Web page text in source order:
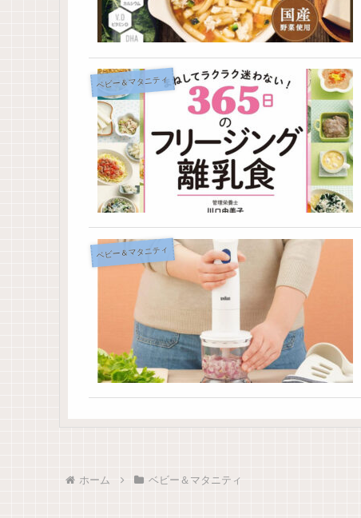
ベビー＆マタニティ
ベビー＆マタニティ
ホーム ベビー＆マタニティ